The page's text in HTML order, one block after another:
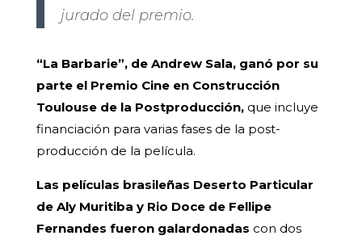
jurado del premio.
“La Barbarie”, de Andrew Sala, ganó por su
parte el Premio Cine en Construcción
Toulouse de la Postproducción,que incluye
financiación para varias fases de la post-
producción de la película.
Las películas brasileñas Deserto Particular
de Aly Muritiba y Rio Doce de Fellipe
Fernandes fueron galardonadas con dos